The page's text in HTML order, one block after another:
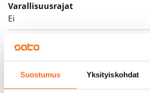
Suostumus Yksityiskohdat
Varallisuusrajat
Ei
725 €/kk
Vuokravakuus